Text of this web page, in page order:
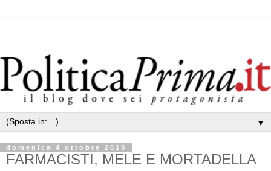
▼
domenica 4 ottobre 2015
FARMACISTI, MELE E MORTADELLA